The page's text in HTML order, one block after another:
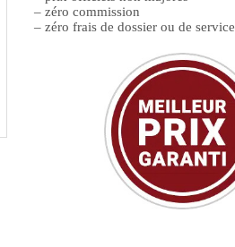
– zéro commission
– zéro frais de dossier ou de service